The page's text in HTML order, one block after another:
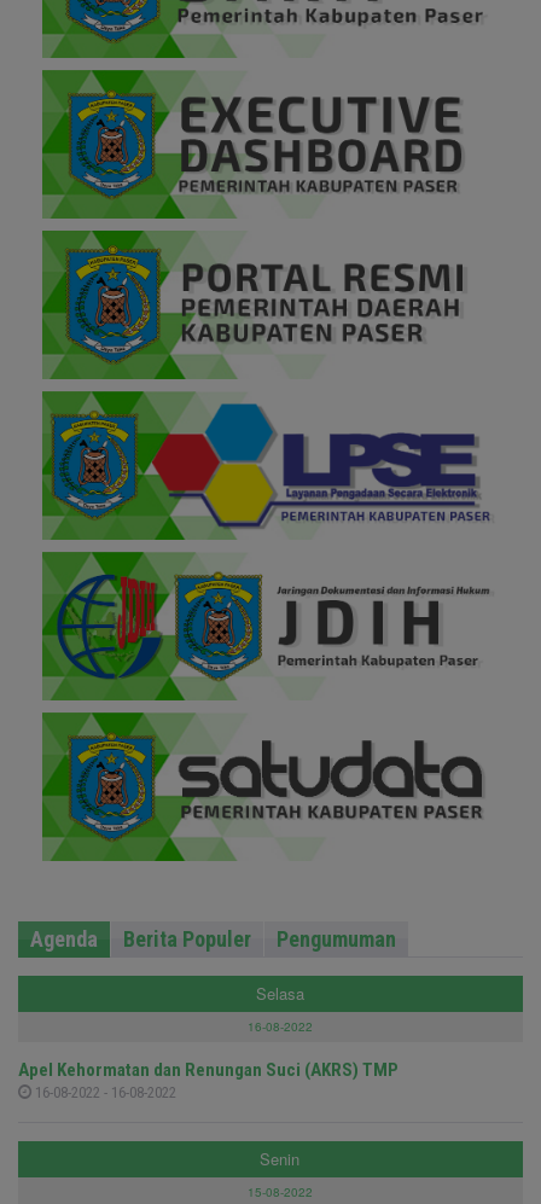
Agenda Berita Populer Pengumuman
Selasa
16-08-2022
Apel Kehormatan dan Renungan Suci (AKRS) TMP
16-08-2022 - 16-08-2022
Senin
15-08-2022